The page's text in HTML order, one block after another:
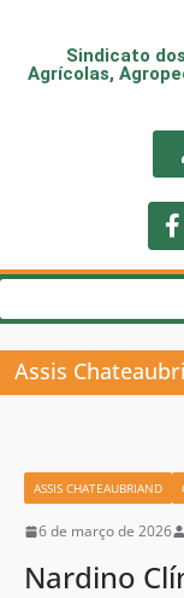
Sindicato
Agrícolas,
Assis
ASSIS CHATEAUBRIAND
6 de março de 2026
Nardino